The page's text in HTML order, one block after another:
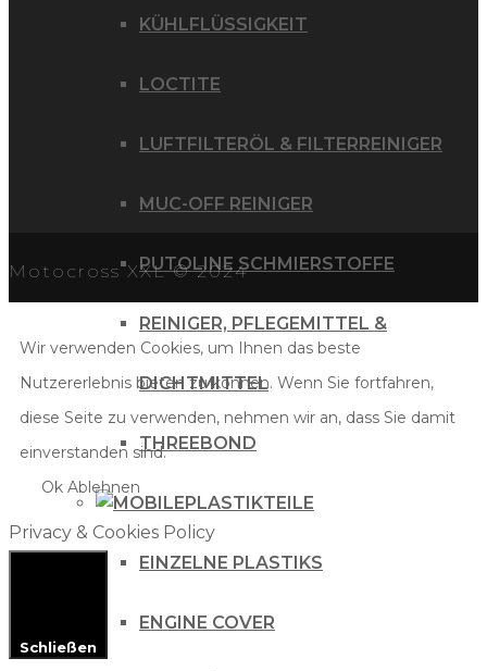
KÜHLFLÜSSIGKEIT
LOCTITE
LUFTFILTERÖL & FILTERREINIGER
MUC-OFF REINIGER
PUTOLINE SCHMIERSTOFFE
REINIGER, PFLEGEMITTEL &
DICHTMITTEL
THREEBOND
PLASTIKTEILE
EINZELNE PLASTIKS
ENGINE COVER
Motocross XXL © 2024
Wir verwenden Cookies, um Ihnen das beste
Nutzererlebnis bieten zu können. Wenn Sie fortfahren,
diese Seite zu verwenden, nehmen wir an, dass Sie damit
einverstanden sind.
Ok Ablehnen
Privacy & Cookies Policy
Schließen